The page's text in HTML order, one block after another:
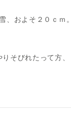
、およそ２０ｃｍ
そびれたって方